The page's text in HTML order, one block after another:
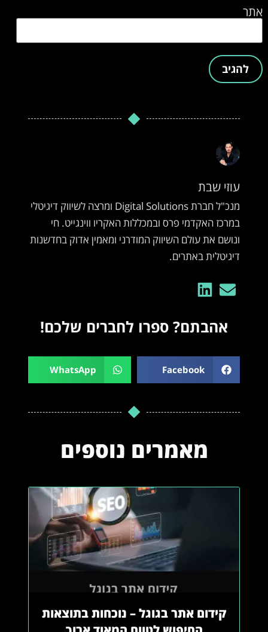
אתר
עוזי שבת
מנכ"ל חברת Digital Solutions ומרצה לשיווק דיגיטלי
במרכז האקדמי פרס ובמכללות האקריו ווינגייט. חי
ונושם את עולם השיווק המודרני ומאמין אדוק בחדשנות
דיגיטלית באתרים.
אהבתם? ספרו לחברים שלכם!
Facebook
WhatsApp
מאמרים נוספים
קידום אתר בגוגל – נוכחות בתוצאות